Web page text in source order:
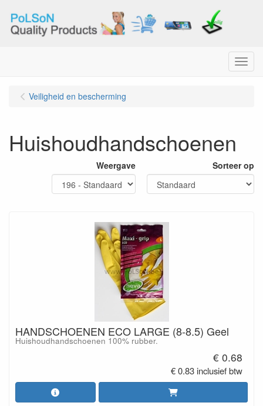
Menu
Veiligheid en bescherming
Huishoudhandschoenen
Weergave Sorteer op
HANDSCHOENEN ECO LARGE (8-8.5) Geel
Huishoudhandschoenen 100% rubber.
€ 0.68
€ 0.83 inclusief btw